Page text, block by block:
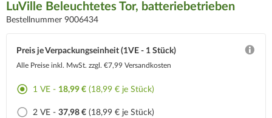
LuVille Beleuchtetes Tor, batteriebetrieben
Bestellnummer 9006434
Preis je Verpackungseinheit (1VE - 1 Stück)
Alle Preise inkl. MwSt. zzgl. €7,99 Versandkosten
1 VE - 18,99 € (18,99 € je Stück)
2 VE - 37,98 € (18,99 € je Stück)